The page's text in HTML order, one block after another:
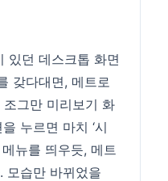
있던 데스크톱 화면
갖다대면, 메트로
그만 미리보기 화
누르면 마치 ‘시
뉴를 띄우듯, 메트
모습만 바뀌었을